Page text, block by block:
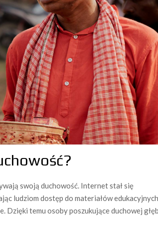
swoją duchowość. Internet stał się
ludziom dostęp do materiałów
Dzięki temu osoby poszukujące duchowej